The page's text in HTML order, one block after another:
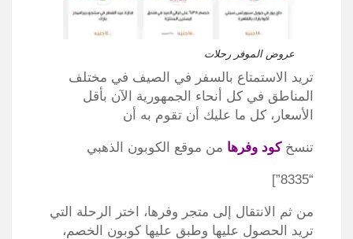
عروض الموفر رحلات
تريد الاستمتاع بالسفر في الصيف في مختلف
المناطق في كل أنحاء الجمهورية الآن بأقل
الأسعار، كل ما عليك أن تقوم به أن
تنسخكود وفرها من موقع الكوبون الذهبي
“8335”]
من ثم الانتقال إلى متجر وفرها، اختر الرحلة التي
تريد الحصول عليها وطبق عليها كوبون الخصم،